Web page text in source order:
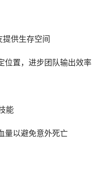
提供生存空间
位置，进步团队输出效率
能
量以避免意外死亡